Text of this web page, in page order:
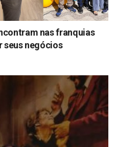
nas franquias
seus negócios